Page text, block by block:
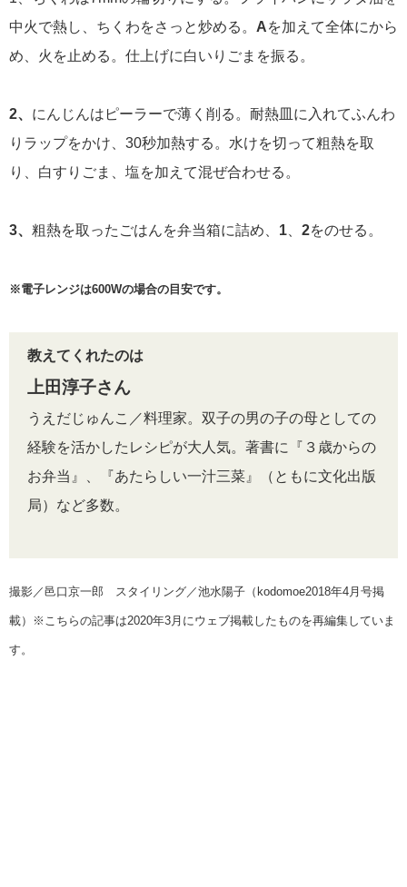
中火で熱し、ちくわをさっと炒める。 Aを加えて全体にから
め、火を止める。仕上げに白いりごまを振る。
2、 にんじんはピーラーで薄く削る。耐熱皿に入れてふんわ
りラップをかけ、30秒加熱する。水けを切って粗熱を取
り、白すりごま、塩を加えて混ぜ合わせる。
3、 粗熱を取ったごはんを弁当箱に詰め、 1 2をのせる。
※電子レンジは600Wの場合の目安です。
教えてくれたのは
上田淳子さん
うえだじゅんこ／料理家。双子の男の子の母としての
経験を活かしたレシピが大人気。著書に『３歳からの
お弁当』、『あたらしい一汁三菜』（ともに文化出版
局）など多数。
撮影／邑口京一郎 スタイリング／池水陽子（kodomoe2018年4月号掲
載）※こちらの記事は2020年3月にウェブ掲載したものを再編集していま
す。